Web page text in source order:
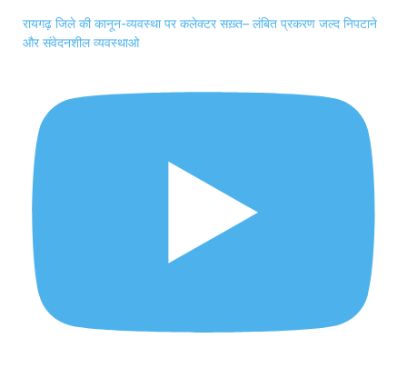
रायगढ़ जिले की कानून-व्यवस्था पर कलेक्टर सख़्त– लंबित प्रकरण जल्द निपटाने
और संवेदनशील व्यवस्थाओ